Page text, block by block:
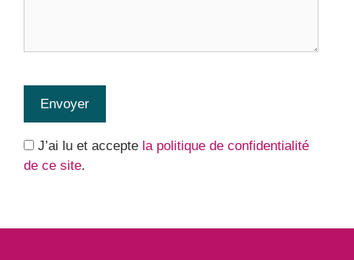
rgpdJ’ai lu et accepte la politique de confidentialité
de ce site.